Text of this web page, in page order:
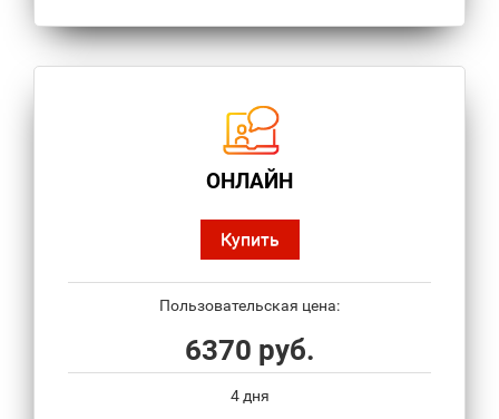
ОНЛАЙН
Купить
Пользовательская цена:
6370 руб.
4 дня